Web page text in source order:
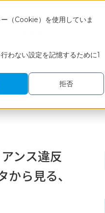
（Cookie）を使用していま
わない設定を記憶するために1
拒否
くいのか？～3万人のベンチマー
ンス違反
ら見る、